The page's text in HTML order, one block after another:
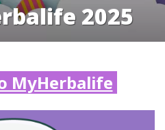
2025
MyHerbalife